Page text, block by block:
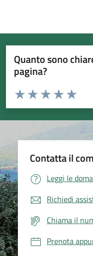
Quanto sono
pagina?
Valuta da 1 a 5 stelle la
Valuta
Valuta 4
Valuta 3 stelle
Valuta 2 stelle su 5
Valuta 1 stelle su 5
Contatta il
Leggi le
Richiedi
Chiama il
Prenota